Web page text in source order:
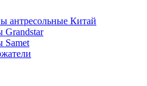
антресольные Китай
Samet